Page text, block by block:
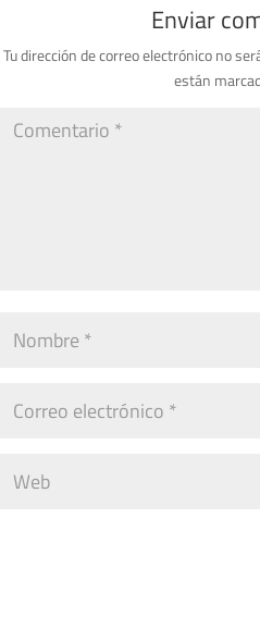
Enviar
Tu dirección de correo electrónico no
están